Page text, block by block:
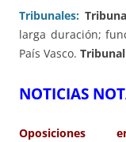
Tribunales:
larga duración;
País Vasco.
NOTICIAS